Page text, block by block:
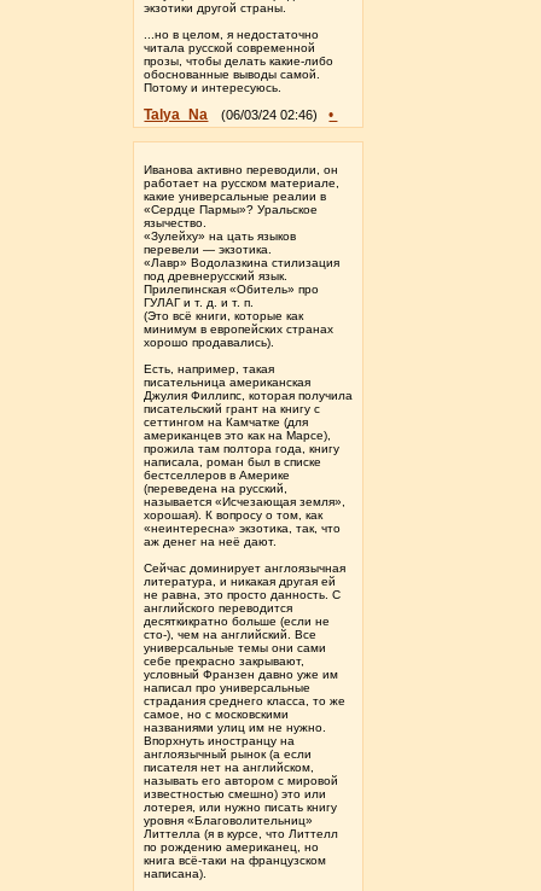
экзотики другой страны.
...но в целом, я недостаточно
читала русской современной
прозы, чтобы делать какие-либо
обоснованные выводы самой.
Потому и интересуюсь.
Talya_Na (06/03/24 02:46) •
Иванова активно переводили, он
работает на русском материале,
какие универсальные реалии в
«Сердце Пармы»? Уральское
язычество.
«Зулейху» на цать языков
перевели — экзотика.
«Лавр» Водолазкина стилизация
под древнерусский язык.
Прилепинская «Обитель» про
ГУЛАГ и т. д. и т. п.
(Это всё книги, которые как
минимум в европейских странах
хорошо продавались).
Есть, например, такая
писательница американская
Джулия Филлипс, которая получила
писательский грант на книгу с
сеттингом на Камчатке (для
американцев это как на Марсе),
прожила там полтора года, книгу
написала, роман был в списке
бестселлеров в Америке
(переведена на русский,
называется «Исчезающая земля»,
хорошая). К вопросу о том, как
«неинтересна» экзотика, так, что
аж денег на неё дают.
Сейчас доминирует англоязычная
литература, и никакая другая ей
не равна, это просто данность. С
английского переводится
десяткикратно больше (если не
сто-), чем на английский. Все
универсальные темы они сами
себе прекрасно закрывают,
условный Франзен давно уже им
написал про универсальные
страдания среднего класса, то же
самое, но с московскими
названиями улиц им не нужно.
Впорхнуть иностранцу на
англоязычный рынок (а если
писателя нет на английском,
называть его автором с мировой
известностью смешно) это или
лотерея, или нужно писать книгу
уровня «Благоволительниц»
Литтелла (я в курсе, что Литтелл
по рождению американец, но
книга всё-таки на французском
написана).